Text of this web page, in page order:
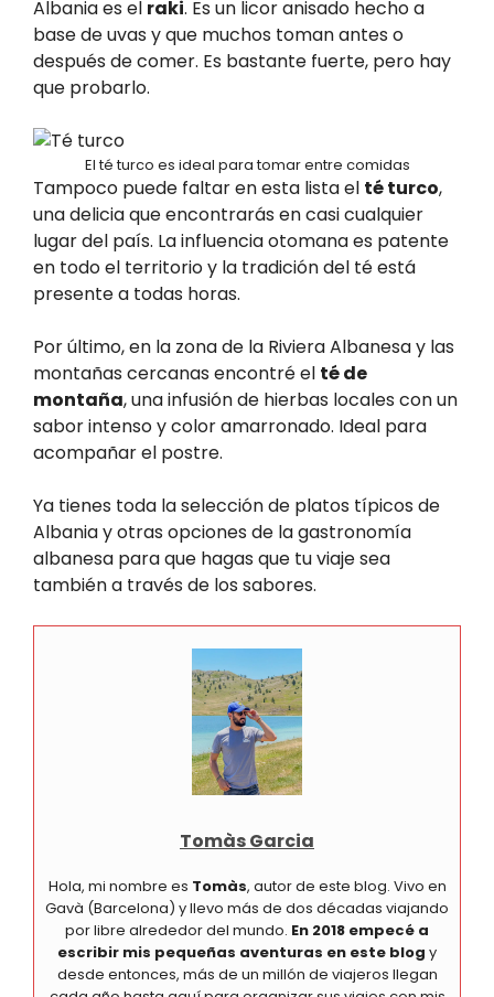
Albania es el raki. Es un licor anisado hecho a
base de uvas y que muchos toman antes o
después de comer. Es bastante fuerte, pero hay
que probarlo.
El té turco es ideal para tomar entre comidas
Tampoco puede faltar en esta lista el té turco,
una delicia que encontrarás en casi cualquier
lugar del país. La influencia otomana es patente
en todo el territorio y la tradición del té está
presente a todas horas.
Por último, en la zona de la Riviera Albanesa y las
montañas cercanas encontré el té de
montaña, una infusión de hierbas locales con un
sabor intenso y color amarronado. Ideal para
acompañar el postre.
Ya tienes toda la selección de platos típicos de
Albania y otras opciones de la gastronomía
albanesa para que hagas que tu viaje sea
también a través de los sabores.
Tomàs Garcia
Hola, mi nombre es Tomàs, autor de este blog. Vivo en
Gavà (Barcelona) y llevo más de dos décadas viajando
por libre alrededor del mundo. En 2018 empecé a
escribir mis pequeñas aventuras en este blog y
desde entonces, más de un millón de viajeros llegan